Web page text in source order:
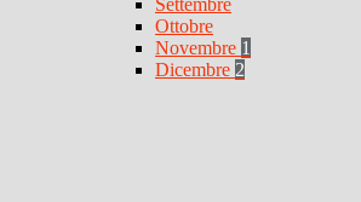
Settembre
Ottobre
Novembre 1
Dicembre 2